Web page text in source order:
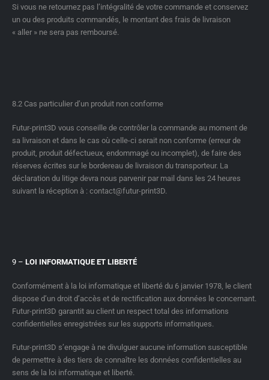
Si vous ne retournez pas l’intégralité de votre commande et conservez
un ou des produits commandés, le montant des frais de livraison
« aller » ne sera pas remboursé.
8.2 Cas particulier d’un produit non conforme
Futur-print3D vous conseille de contrôler la commande au moment de
sa livraison et dans le cas où celle-ci serait non conforme (erreur de
produit, produit défectueux, endommagé ou incomplet), de faire des
réserves écrites sur le bordereau de livraison du transporteur. La
déclaration du litige devra nous parvenir par mail dans les 24 heures
suivant la réception à : contact@futur-print3D.
9 – LOI INFORMATIQUE ET LIBERTÉ
Conformément à la loi informatique et liberté du 6 janvier 1978, le client
dispose d’un droit d’accès et de rectification aux données le concernant.
Futur-print3D garantit au client un respect total des informations
confidentielles enregistrées sur les supports informatiques.
Futur-print3D s’engage à ne divulguer aucune information susceptible
de permettre à des tiers de connaître les données confidentielles au
sens de la loi informatique et liberté.